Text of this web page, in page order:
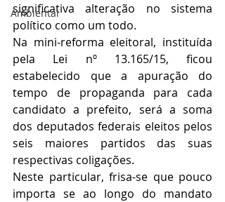
Ambiental
significativa alteração no sistema
político como um todo.
Na mini-reforma eleitoral, instituída
pela Lei nº 13.165/15, ficou
estabelecido que a apuração do
tempo de propaganda para cada
candidato a prefeito, será a soma
dos deputados federais eleitos pelos
seis maiores partidos das suas
respectivas coligações.
Neste particular, frisa-se que pouco
importa se ao longo do mandato